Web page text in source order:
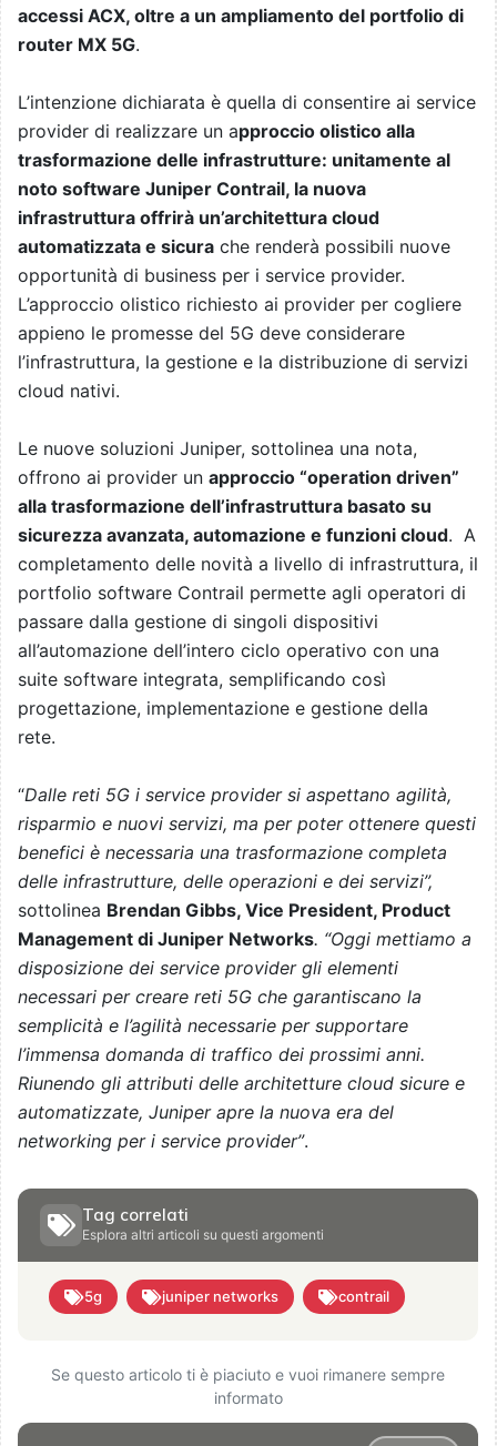
accessi ACX, oltre a un ampliamento del portfolio di
router MX 5G.
L’intenzione dichiarata è quella di consentire ai service
provider di realizzare un approccio olistico alla
trasformazione delle infrastrutture: unitamente al
noto software Juniper Contrail, la nuova
infrastruttura offrirà un’architettura cloud
automatizzata e sicura che renderà possibili nuove
opportunità di business per i service provider.
L’approccio olistico richiesto ai provider per cogliere
appieno le promesse del 5G deve considerare
l’infrastruttura, la gestione e la distribuzione di servizi
cloud nativi.
Le nuove soluzioni Juniper, sottolinea una nota,
offrono ai provider un approccio “operation driven”
alla trasformazione dell’infrastruttura basato su
sicurezza avanzata, automazione e funzioni cloud. A
completamento delle novità a livello di infrastruttura, il
portfolio software Contrail permette agli operatori di
passare dalla gestione di singoli dispositivi
all’automazione dell’intero ciclo operativo con una
suite software integrata, semplificando così
progettazione, implementazione e gestione della
rete.
“Dalle reti 5G i service provider si aspettano agilità,
risparmio e nuovi servizi, ma per poter ottenere questi
benefici è necessaria una trasformazione completa
delle infrastrutture, delle operazioni e dei servizi”,
sottolinea Brendan Gibbs, Vice President, Product
Management di Juniper Networks. “Oggi mettiamo a
disposizione dei service provider gli elementi
necessari per creare reti 5G che garantiscano la
semplicità e l’agilità necessarie per supportare
l’immensa domanda di traffico dei prossimi anni.
Riunendo gli attributi delle architetture cloud sicure e
automatizzate, Juniper apre la nuova era del
networking per i service provider”.
Tag correlati
Esplora altri articoli su questi argomenti
5g juniper networks contrail
Se questo articolo ti è piaciuto e vuoi rimanere sempre
informato